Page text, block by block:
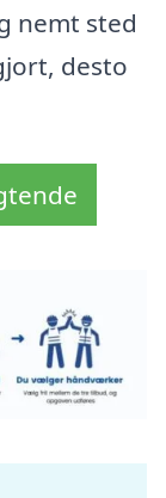
nemt sted
desto